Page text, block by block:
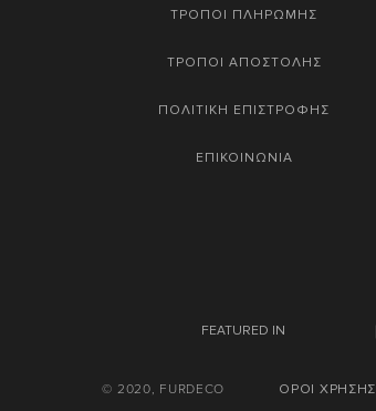
ΤΡΟΠΟΙ ΠΛΗΡΩΜΗΣ
ΤΡΟΠΟΙ ΑΠΟΣΤΟΛΗΣ
ΠΟΛΙΤΙΚΗ ΕΠΙΣΤΡΟΦΗΣ
ΕΠΙΚΟΙΝΩΝΙΑ
FEATURED IN
© 2020, FURDECO ΟΡΟΙ ΧΡΗΣΗΣ